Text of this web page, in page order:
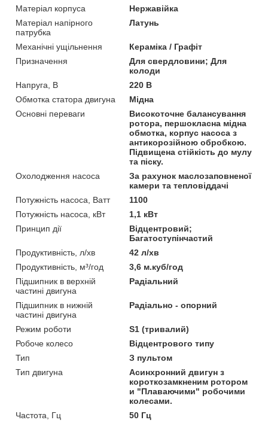
Матеріал корпуса
Нержавійка
Матеріал напірного
патрубка
Латунь
Механічні ущільнення
Кераміка / Графіт
Призначення
Для свердловини; Для
колоди
Напруга, В
220 В
Обмотка статора двигуна
Мідна
Основні переваги
Високоточне балансування
ротора, першокласна мідна
обмотка, корпус насоса з
антикорозійною обробкою.
Підвищена стійкість до мулу
та піску.
Охолодження насоса
За рахунок маслозаповненої
камери та тепловіддачі
Потужність насоса, Ватт
1100
Потужність насоса, кВт
1,1 кВт
Принцип дії
Відцентровий;
Багатоступінчастий
Продуктивність, л/хв
42 л/хв
Продуктивність, м³/год
3,6 м.куб/год
Підшипник в верхній
частині двигуна
Радіальний
Підшипник в нижній
частині двигуна
Радіально - опорний
Режим роботи
S1 (тривалий)
Робоче колесо
Відцентрового типу
Тип
З пультом
Тип двигуна
Асинхронний двигун з
короткозамкненим ротором
и "Плаваючими" робочими
колесами.
Частота, Гц
50 Гц